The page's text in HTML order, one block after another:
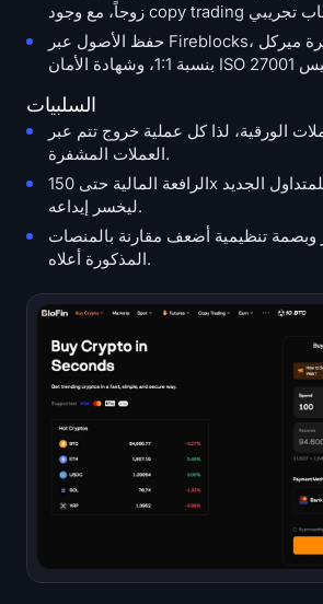
حفظ الأصول عبر Fireblocks، واحتياطيات بنية شجرة ميركل
السلبيات
الورقية، لذا كل عملية خروج تتم عبر
العملات المشفرة.
الرافعة المالية حتى 150x هي طريقة سريعة للمتداول الجديد
ليخسر إيداعه.
وبصمة تنظيمية أضعف مقارنة بالمنصات
المذكورة أعلاه.